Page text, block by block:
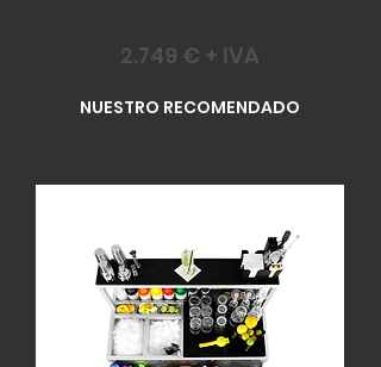
2.749 € + IVA
NUESTRO RECOMENDADO